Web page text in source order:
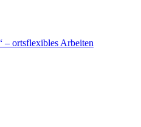
– ortsflexibles Arbeiten